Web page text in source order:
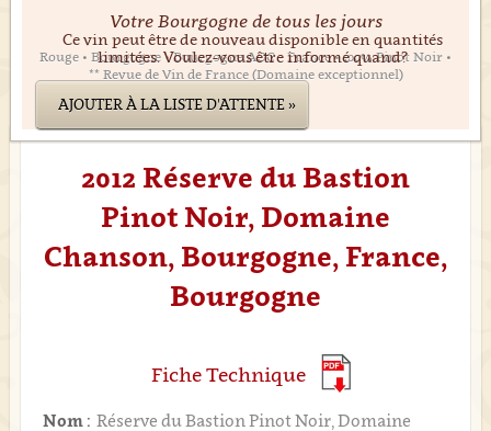
Votre Bourgogne de tous les jours
Rouge • Bourgogne • Bourgogne AOC • France • 100% Pinot Noir •
** Revue de Vin de France (Domaine exceptionnel)
Ce vin peut être de nouveau disponible en quantités
limitées. Voulez-vous être informé quand?
AJOUTER À LA LISTE D'ATTENTE »
2012 Réserve du Bastion
Pinot Noir, Domaine
Chanson, Bourgogne, France,
Bourgogne
Fiche Technique
Nom : Réserve du Bastion Pinot Noir, Domaine